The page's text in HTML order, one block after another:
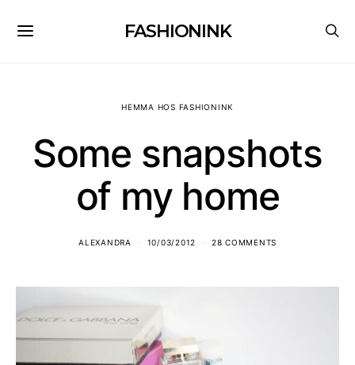
FASHIONINK
HEMMA HOS FASHIONINK
Some snapshots
of my home
ALEXANDRA 10/03/2012 28 COMMENTS